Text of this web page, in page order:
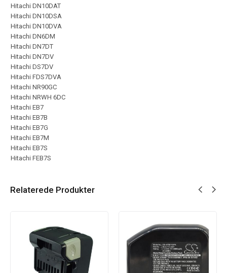
Hitachi DN10DAT
Hitachi DN10DSA
Hitachi DN10DVA
Hitachi DN6DM
Hitachi DN7DT
Hitachi DN7DV
Hitachi DS7DV
Hitachi FDS7DVA
Hitachi NR90GC
Hitachi NRWH 6DC
Hitachi EB7
Hitachi EB7B
Hitachi EB7G
Hitachi EB7M
Hitachi EB7S
Hitachi FEB7S
Relaterede Produkter